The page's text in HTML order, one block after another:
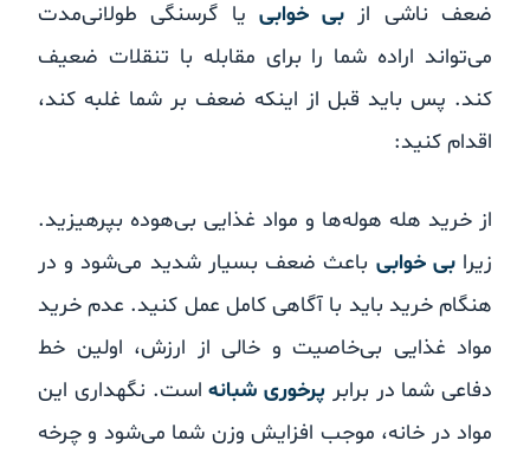
ضعف ناشی از بی خوابییا گرسنگی طولانی‌مدت
می‌تواند اراده شما را برای مقابله با تنقلات ضعیف
کند. پس باید قبل از اینکه ضعف بر شما غلبه کند،
اقدام کنید:
از خرید هله هوله‌ها و مواد غذایی بی‌هوده بپرهیزید.
زیرابی خوابیباعث ضعف بسیار شدید می‌شود و در
هنگام خرید باید با آگاهی کامل عمل کنید. عدم خرید
مواد غذایی بی‌خاصیت و خالی از ارزش، اولین خط
دفاعی شما در برابرپرخوری شبانهاست. نگهداری این
مواد در خانه، موجب افزایش وزن شما می‌شود و چرخه